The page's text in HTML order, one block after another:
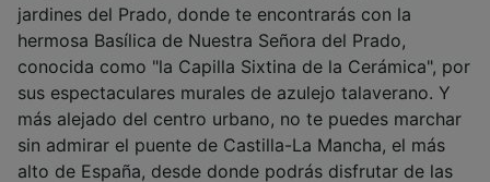
jardines del Prado, donde te encontrarás con la
hermosa Basílica de Nuestra Señora del Prado,
conocida como "la Capilla Sixtina de la Cerámica", por
sus espectaculares murales de azulejo talaverano. Y
más alejado del centro urbano, no te puedes marchar
sin admirar el puente de Castilla-La Mancha, el más
alto de España, desde donde podrás disfrutar de las